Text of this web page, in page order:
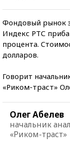
Фондовый рынок
Индекс РТС
процента.
долларов.
Говорит
«Риком-траст»
Олег Абелев
начальник
«Риком-траст»